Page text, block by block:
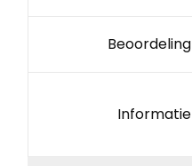
Beoordeling
Informatie